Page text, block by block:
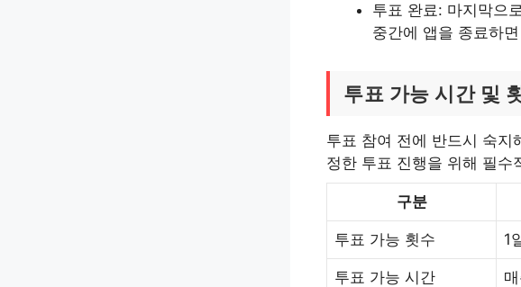
투표 완료: 마지막으
중간에 앱을 종료하
투표 가능 시간 및
투표 참여 전에 반드시 숙지
정한 투표 진행을 위해 필수
구분
투표 가능 횟수 1
투표 가능 시간